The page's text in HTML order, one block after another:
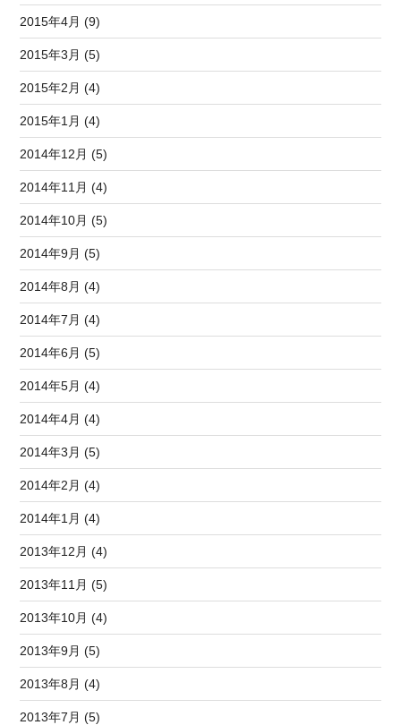
2015年4月 (9)
2015年3月 (5)
2015年2月 (4)
2015年1月 (4)
2014年12月 (5)
2014年11月 (4)
2014年10月 (5)
2014年9月 (5)
2014年8月 (4)
2014年7月 (4)
2014年6月 (5)
2014年5月 (4)
2014年4月 (4)
2014年3月 (5)
2014年2月 (4)
2014年1月 (4)
2013年12月 (4)
2013年11月 (5)
2013年10月 (4)
2013年9月 (5)
2013年8月 (4)
2013年7月 (5)